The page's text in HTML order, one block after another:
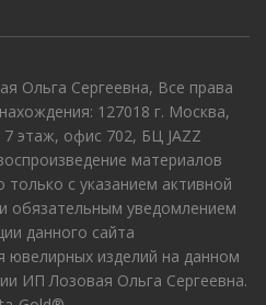
Ольга Сергеевна, Все права
127018 г. Москва,
этаж, офис 702, БЦ JAZZ
материалов
только с указанием активной
обязательным уведомлением
данного сайта
ювелирных изделий на данном
ИП Лозовая Ольга Сергеевна.